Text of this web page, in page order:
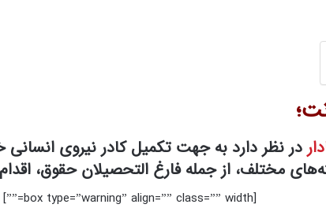
در نظر دارد به جهت تکمیل کادر نیروی
مختلف، از جمله فارغ التحصیلان حقوق،
[box type=”warning” align=”” class=”” width=””]